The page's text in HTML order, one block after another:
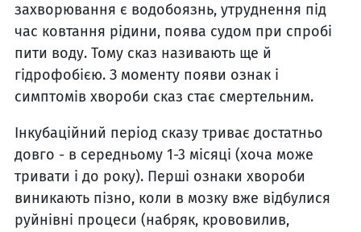
захворювання є водобоязнь, утруднення під
час ковтання рідини, поява судом при спробі
пити воду. Тому сказ називають ще й
гідрофобією. З моменту появи ознак і
симптомів хвороби сказ стає смертельним.
Інкубаційний період сказу триває достатньо
довго - в середньому 1-3 місяці (хоча може
тривати і до року). Перші ознаки хвороби
виникають пізно, коли в мозку вже відбулися
руйнівні процеси (набряк, крововилив,